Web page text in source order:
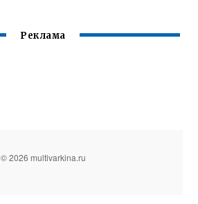
Реклама
© 2026 multivarkina.ru